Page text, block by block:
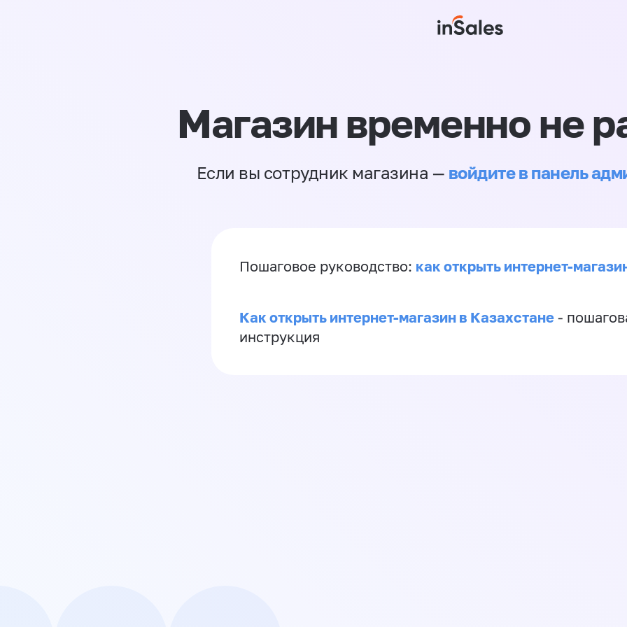
Магазин временно не
Если вы сотрудник магазина — войдите в панель
Пошаговое руководство: как открыть интернет-
Как открыть интернет-магазин в Казахстане -
инструкция